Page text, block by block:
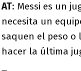
AT: Messi es un
necesita un
saquen el peso o
hacer la última